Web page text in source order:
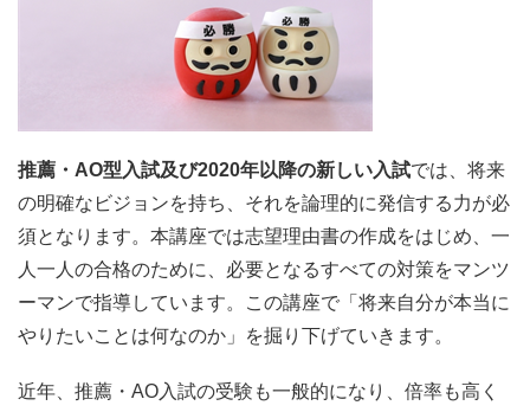
推薦・AO型入試及び2020年以降の新しい入試では、将来
の明確なビジョンを持ち、それを論理的に発信する力が必
須となります。本講座では志望理由書の作成をはじめ、一
人一人の合格のために、必要となるすべての対策をマンツ
ーマンで指導しています。この講座で「将来自分が本当に
やりたいことは何なのか」を掘り下げていきます。
近年、推薦・AO入試の受験も一般的になり、倍率も高く